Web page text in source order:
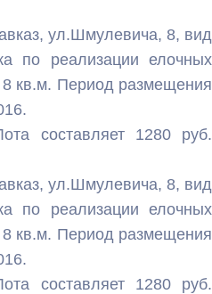
ул.Шмулевича, 8, вид
по реализации елочных
кв.м. Период размещения
составляет 1280 руб.
ул.Шмулевича, 8, вид
по реализации елочных
кв.м. Период размещения
составляет 1280 руб.